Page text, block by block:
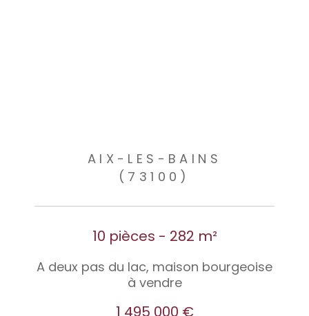
AIX-LES-BAINS
(73100)
10 pièces - 282 m²
A deux pas du lac, maison bourgeoise
à vendre
1 495 000 €